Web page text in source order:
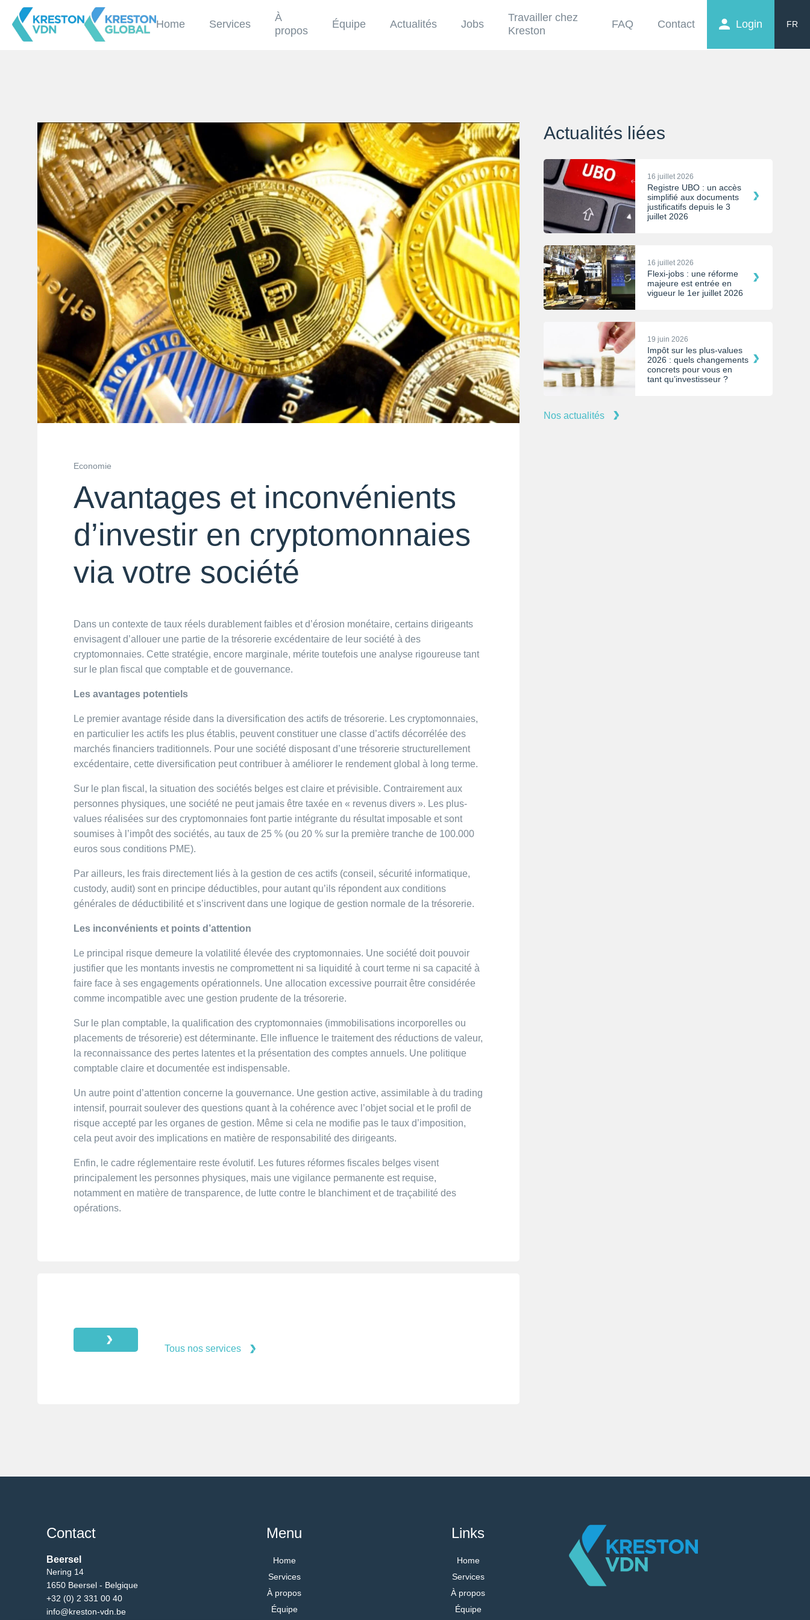
Home Services
À
propos
Équipe Actualités Jobs
Travailler chez
Kreston
FAQ Contact Login
FR
Economie
Avantages et inconvénients
d’investir en cryptomonnaies
via votre société
Dans un contexte de taux réels durablement faibles et d’érosion monétaire, certains dirigeants
envisagent d’allouer une partie de la trésorerie excédentaire de leur société à des
cryptomonnaies. Cette stratégie, encore marginale, mérite toutefois une analyse rigoureuse tant
sur le plan fiscal que comptable et de gouvernance.
Les avantages potentiels
Le premier avantage réside dans la diversification des actifs de trésorerie. Les cryptomonnaies,
en particulier les actifs les plus établis, peuvent constituer une classe d’actifs décorrélée des
marchés financiers traditionnels. Pour une société disposant d’une trésorerie structurellement
excédentaire, cette diversification peut contribuer à améliorer le rendement global à long terme.
Sur le plan fiscal, la situation des sociétés belges est claire et prévisible. Contrairement aux
personnes physiques, une société ne peut jamais être taxée en « revenus divers ». Les plus-
values réalisées sur des cryptomonnaies font partie intégrante du résultat imposable et sont
soumises à l’impôt des sociétés, au taux de 25 % (ou 20 % sur la première tranche de 100.000
euros sous conditions PME).
Par ailleurs, les frais directement liés à la gestion de ces actifs (conseil, sécurité informatique,
custody, audit) sont en principe déductibles, pour autant qu’ils répondent aux conditions
générales de déductibilité et s’inscrivent dans une logique de gestion normale de la trésorerie.
Les inconvénients et points d’attention
Le principal risque demeure la volatilité élevée des cryptomonnaies. Une société doit pouvoir
justifier que les montants investis ne compromettent ni sa liquidité à court terme ni sa capacité à
faire face à ses engagements opérationnels. Une allocation excessive pourrait être considérée
comme incompatible avec une gestion prudente de la trésorerie.
Sur le plan comptable, la qualification des cryptomonnaies (immobilisations incorporelles ou
placements de trésorerie) est déterminante. Elle influence le traitement des réductions de valeur,
la reconnaissance des pertes latentes et la présentation des comptes annuels. Une politique
comptable claire et documentée est indispensable.
Un autre point d’attention concerne la gouvernance. Une gestion active, assimilable à du trading
intensif, pourrait soulever des questions quant à la cohérence avec l’objet social et le profil de
risque accepté par les organes de gestion. Même si cela ne modifie pas le taux d’imposition,
cela peut avoir des implications en matière de responsabilité des dirigeants.
Enfin, le cadre réglementaire reste évolutif. Les futures réformes fiscales belges visent
principalement les personnes physiques, mais une vigilance permanente est requise,
notamment en matière de transparence, de lutte contre le blanchiment et de traçabilité des
opérations.
Tous nos services
Actualités liées
16 juillet 2026
Registre UBO : un accès
simplifié aux documents
justificatifs depuis le 3
juillet 2026
16 juillet 2026
Flexi-jobs : une réforme
majeure est entrée en
vigueur le 1er juillet 2026
19 juin 2026
Impôt sur les plus-values
2026 : quels changements
concrets pour vous en
tant qu’investisseur ?
Nos actualités
Contact
Beersel
Nering 14
1650 Beersel - Belgique
+32 (0) 2 331 00 40
info@kreston-vdn.be
Menu
Home
Services
À propos
Équipe
Links
Home
Services
À propos
Équipe